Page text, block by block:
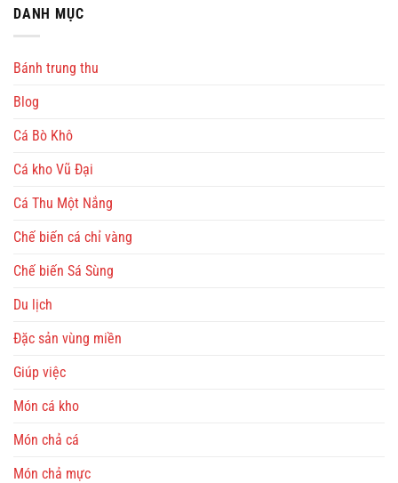
DANH MỤC
Bánh trung thu
Blog
Cá Bò Khô
Cá kho Vũ Đại
Cá Thu Một Nắng
Chế biến cá chỉ vàng
Chế biến Sá Sùng
Du lịch
Đặc sản vùng miền
Giúp việc
Món cá kho
Món chả cá
Món chả mực